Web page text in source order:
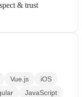
& trust
Vue.js
iOS
JavaScript